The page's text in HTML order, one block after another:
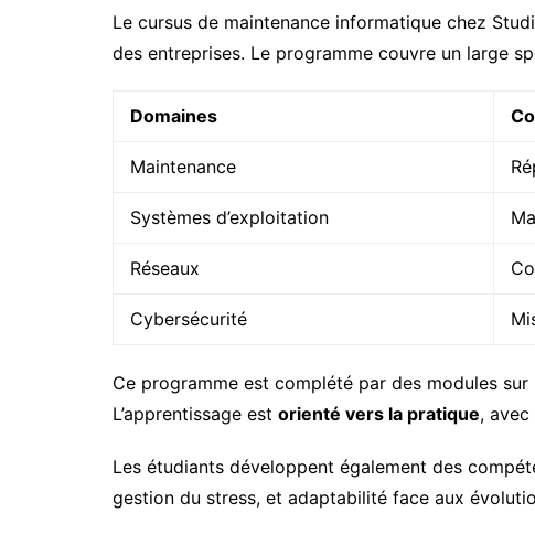
Le cursus de maintenance informatique chez
des entreprises. Le programme couvre un large
Domaines
Maintenance
Systèmes d’exploitation
Réseaux
Cybersécurité
Ce programme est complété par des modules
L’apprentissage est orienté vers la pratique,
Les étudiants développent également des
gestion du stress, et adaptabilité face aux